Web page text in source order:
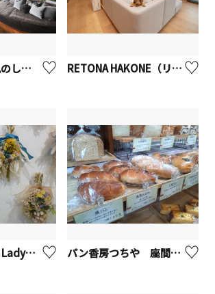
ふふ 城ヶ島 海風のしらべ RETONA HAKONE（リトナ箱根）【箱根町】
Dryflower shop Lady【座間市】 パン香房つちや 座間立野台店【座間市】